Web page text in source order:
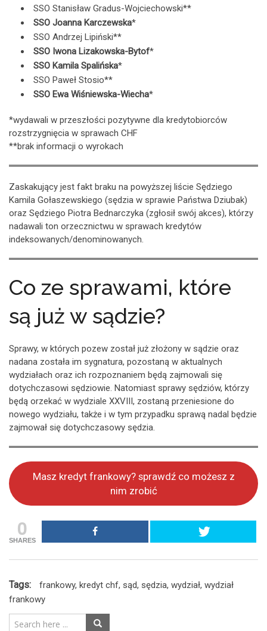
SSO Stanisław Gradus-Wojciechowski**
SSO Joanna Karczewska*
SSO Andrzej Lipiński**
SSO Iwona Lizakowska-Bytof*
SSO Kamila Spalińska*
SSO Paweł Stosio**
SSO Ewa Wiśniewska-Wiecha*
*wydawali w przeszłości pozytywne dla kredytobiorców
rozstrzygnięcia w sprawach CHF
**brak informacji o wyrokach
Zaskakujący jest fakt braku na powyższej liście Sędziego
Kamila Gołaszewskiego (sędzia w sprawie Państwa Dziubak)
oraz Sędziego Piotra Bednarczyka (zgłosił swój akces), którzy
nadawali ton orzecznictwu w sprawach kredytów
indeksowanych/denominowanych.
Co ze sprawami, które
są już w sądzie?
Sprawy, w których pozew został już złożony w sądzie oraz
nadana została im sygnatura, pozostaną w aktualnych
wydziałach oraz ich rozpoznaniem będą zajmowali się
dotychczasowi sędziowie. Natomiast sprawy sędziów, którzy
będą orzekać w wydziale XXVIII, zostaną przeniesione do
nowego wydziału, także i w tym przypadku sprawą nadal będzie
zajmował się dotychczasowy sędzia.
Masz kredyt frankowy? sprawdź co możesz z
nim zrobić
0
SHARES
Tags: frankowy, kredyt chf, sąd, sędzia, wydział, wydział
frankowy